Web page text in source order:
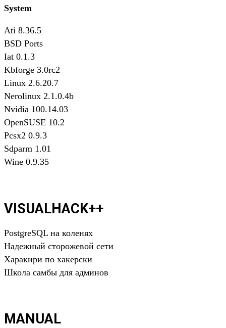
System
Ati 8.36.5
BSD Ports
Iat 0.1.3
Kbforge 3.0rc2
Linux 2.6.20.7
Nerolinux 2.1.0.4b
Nvidia 100.14.03
OpenSUSE 10.2
Pcsx2 0.9.3
Sdparm 1.01
Wine 0.9.35
VISUALHACK++
PostgreSQL на коленях
Надежный сторожевой сети
Харакири по хакерски
Школа самбы для админов
MANUAL